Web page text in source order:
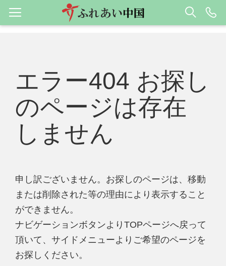
エラー404 お探し
のページは存在
しません
申し訳ございません。お探しのページは、移動
または削除された等の理由により表示すること
ができません。
ナビゲーションボタンよりTOPページへ戻って
頂いて、サイドメニューよりご希望のページを
お探しください。